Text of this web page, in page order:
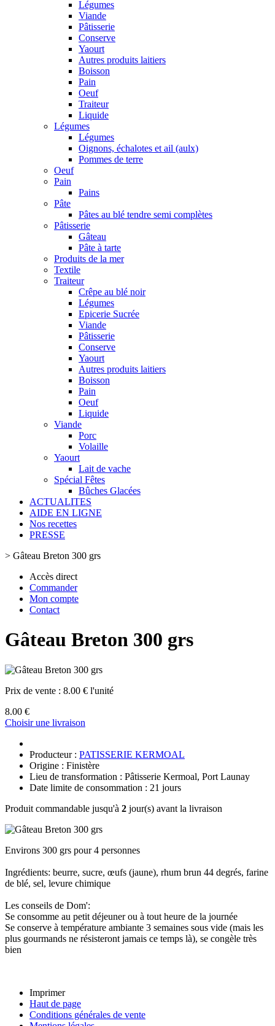
Légumes
Viande
Pâtisserie
Conserve
Yaourt
Autres produits laitiers
Boisson
Pain
Oeuf
Traiteur
Liquide
Légumes
Légumes
Oignons, échalotes et ail (aulx)
Pommes de terre
Oeuf
Pain
Pains
Pâte
Pâtes au blé tendre semi complètes
Pâtisserie
Gâteau
Pâte à tarte
Produits de la mer
Textile
Traiteur
Crêpe au blé noir
Légumes
Epicerie Sucrée
Viande
Pâtisserie
Conserve
Yaourt
Autres produits laitiers
Boisson
Pain
Oeuf
Liquide
Viande
Porc
Volaille
Yaourt
Lait de vache
Spécial Fêtes
Bûches Glacées
ACTUALITES
AIDE EN LIGNE
Nos recettes
PRESSE
> Gâteau Breton 300 grs
Accès direct
Commander
Mon compte
Contact
Gâteau Breton 300 grs
Prix de vente : 8.00 € l'unité
8.00 €
Choisir une livraison
Producteur : PATISSERIE KERMOAL
Origine : Finistère
Lieu de transformation : Pâtisserie Kermoal, Port Launay
Date limite de consommation : 21 jours
Produit commandable jusqu'à 2 jour(s) avant la livraison
Environs 300 grs pour 4 personnes
Ingrédients: beurre, sucre, œufs (jaune), rhum brun 44 degrés, farine
de blé, sel, levure chimique
Les conseils de Dom':
Se consomme au petit déjeuner ou à tout heure de la journée
Se conserve à température ambiante 3 semaines sous vide (mais les
plus gourmands ne résisteront jamais ce temps là), se congèle très
bien
Imprimer
Haut de page
Conditions générales de vente